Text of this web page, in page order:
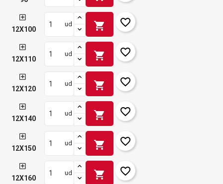
12X100
ud shopping_cart favorite_border
12X110
ud shopping_cart favorite_border
12X120
ud shopping_cart favorite_border
12X140
ud shopping_cart favorite_border
12X150
ud shopping_cart favorite_border
12X160
ud shopping_cart favorite_border